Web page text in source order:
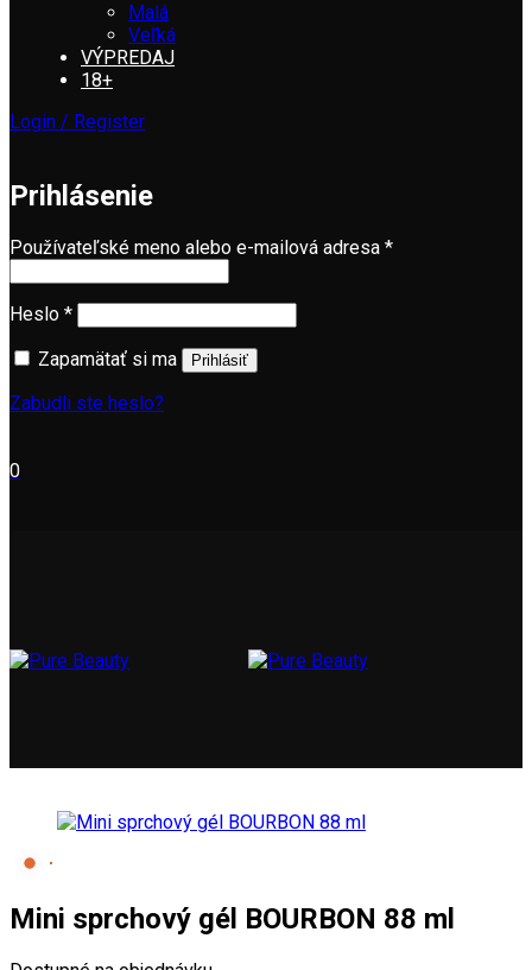
Malá
Veľká
VÝPREDAJ
18+
Login / Register
Prihlásenie
Používateľské meno alebo e-mailová adresa *Povinné
Heslo *Povinné
Zapamätať si ma Prihlásiť
Zabudli ste heslo?
0
Mini sprchový gél BOURBON 88 ml